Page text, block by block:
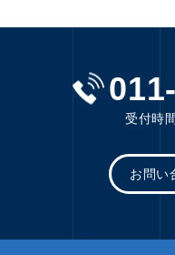
受付時間
お問い